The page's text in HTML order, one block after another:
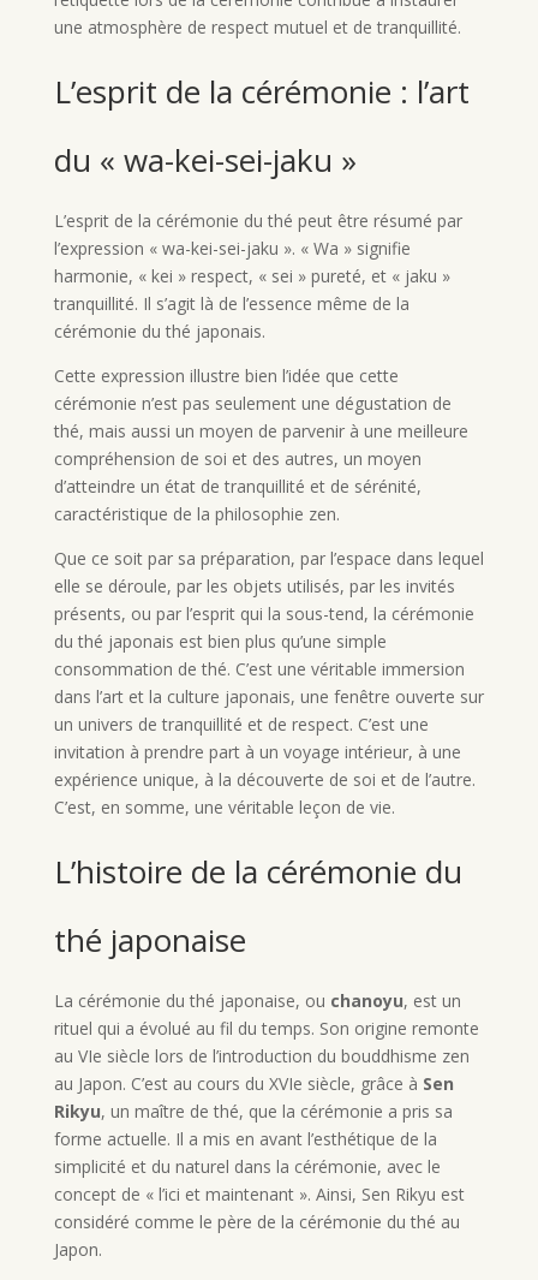
une atmosphère de respect mutuel et de tranquillité.
L’esprit de la cérémonie : l’art
du « wa-kei-sei-jaku »
L’esprit de la cérémonie du thé peut être résumé par
l’expression « wa-kei-sei-jaku ». « Wa » signifie
harmonie, « kei » respect, « sei » pureté, et « jaku »
tranquillité. Il s’agit là de l’essence même de la
cérémonie du thé japonais.
Cette expression illustre bien l’idée que cette
cérémonie n’est pas seulement une dégustation de
thé, mais aussi un moyen de parvenir à une meilleure
compréhension de soi et des autres, un moyen
d’atteindre un état de tranquillité et de sérénité,
caractéristique de la philosophie zen.
Que ce soit par sa préparation, par l’espace dans lequel
elle se déroule, par les objets utilisés, par les invités
présents, ou par l’esprit qui la sous-tend, la cérémonie
du thé japonais est bien plus qu’une simple
consommation de thé. C’est une véritable immersion
dans l’art et la culture japonais, une fenêtre ouverte sur
un univers de tranquillité et de respect. C’est une
invitation à prendre part à un voyage intérieur, à une
expérience unique, à la découverte de soi et de l’autre.
C’est, en somme, une véritable leçon de vie.
L’histoire de la cérémonie du
thé japonaise
La cérémonie du thé japonaise, ou chanoyu, est un
rituel qui a évolué au fil du temps. Son origine remonte
au VIe siècle lors de l’introduction du bouddhisme zen
au Japon. C’est au cours du XVIe siècle, grâce à Sen
Rikyu, un maître de thé, que la cérémonie a pris sa
forme actuelle. Il a mis en avant l’esthétique de la
simplicité et du naturel dans la cérémonie, avec le
concept de « l’ici et maintenant ». Ainsi, Sen Rikyu est
considéré comme le père de la cérémonie du thé au
Japon.